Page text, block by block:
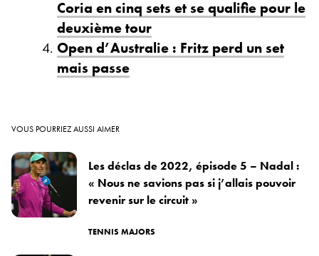
Coria en cinq sets et se qualifie pour le
deuxième tour
Open d’Australie : Fritz perd un set
mais passe
VOUS POURRIEZ AUSSI AIMER
Les déclas de 2022, épisode 5 – Nadal :
« Nous ne savions pas si j’allais pouvoir
revenir sur le circuit »
TENNIS MAJORS